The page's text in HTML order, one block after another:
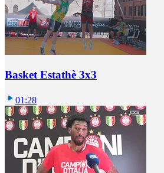
Basket Estathè 3x3
01:28